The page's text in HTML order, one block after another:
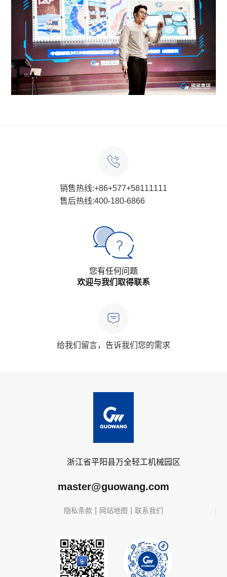
销售热线:+86+577+58111111
售后热线:400-180-6866
您有任何问题
欢迎与我们取得联系
给我们留言，告诉我们您的需求
浙江省平阳县万全轻工机械园区
master@guowang.com
隐私条款 网站地图 联系我们